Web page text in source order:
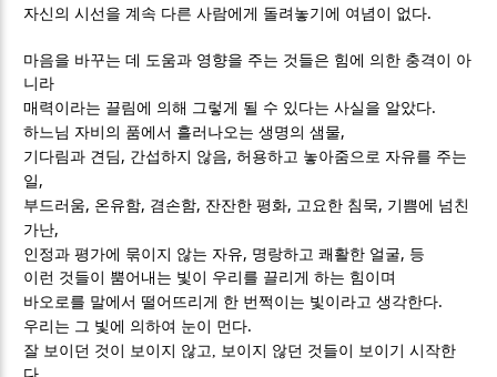
자신의 시선을 계속 다른 사람에게 돌려놓기에 여념이 없다.
마음을 바꾸는 데 도움과 영향을 주는 것들은 힘에 의한 충격이 아
니라
매력이라는 끌림에 의해 그렇게 될 수 있다는 사실을 알았다.
하느님 자비의 품에서 흘러나오는 생명의 샘물,
기다림과 견딤 , 간섭하지 않음,허용하고 놓아줌으로 자유를 주는
일 ,
부드러움, 온유함, 겸손함, 잔잔한 평화, 고요한 침묵, 기쁨에 넘친
가난,
인정과 평가에 묶이지 않는 자유, 명랑하고 쾌활한 얼굴, 등
이런 것들이 뿜어내는 빛이 우리를 끌리게 하는 힘이며
바오로를 말에서 떨어뜨리게 한 번쩍이는 빛이라고 생각한다.
우리는 그 빛에 의하여 눈이 먼다.
잘 보이던 것이 보이지 않고,
보이지 않던 것들이 보이기 시작한